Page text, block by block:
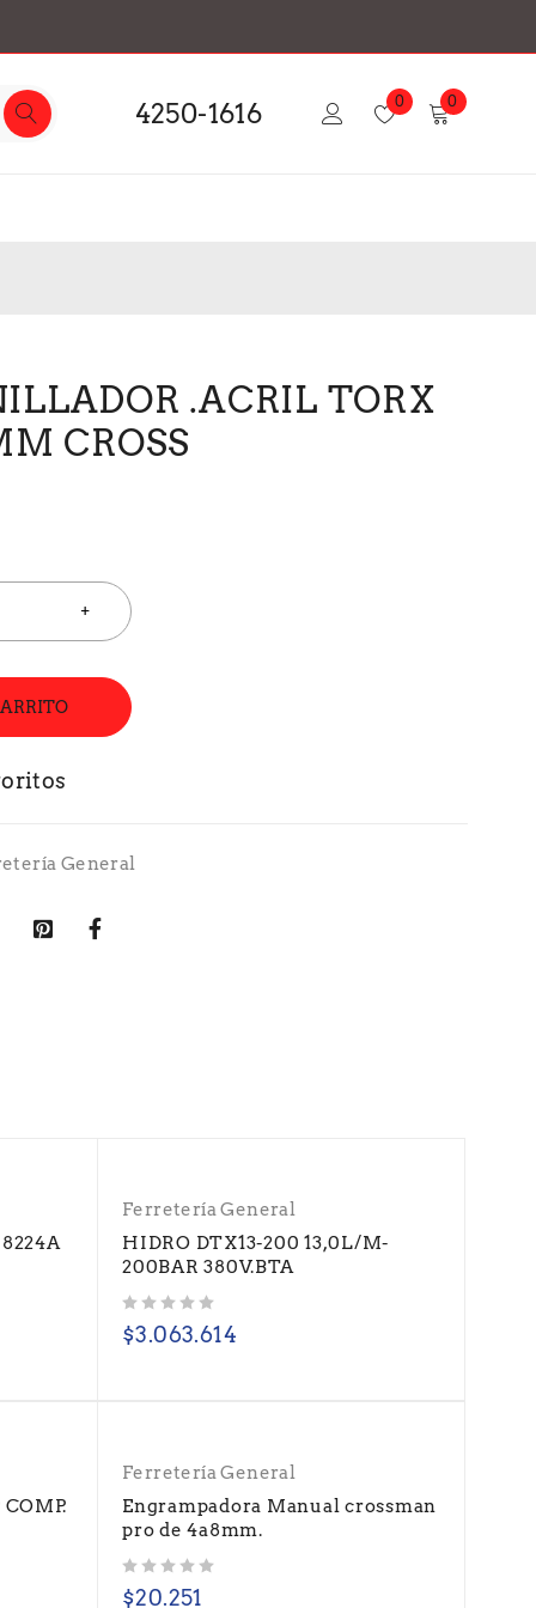
4250-1616 0 0
.ACRIL TORX
CROSS
General
Ferretería General
HIDRO DTX13-200 13,0L/M-
200BAR 380V.BTA
$3.063.614
Ferretería General
Engrampadora Manual crossman
pro de 4a8mm.
$20.251